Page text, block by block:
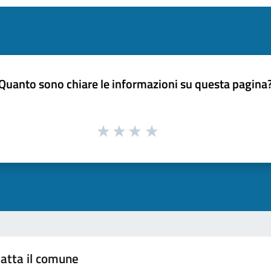
sono chiare le informazioni su questa
il comune